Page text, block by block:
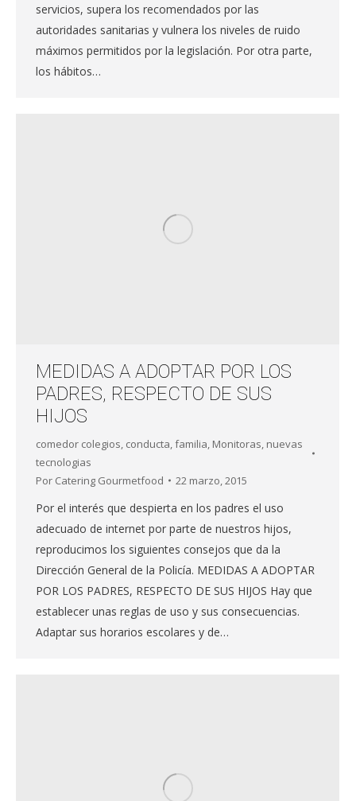
servicios, supera los recomendados por las
autoridades sanitarias y vulnera los niveles de ruido
máximos permitidos por la legislación. Por otra parte,
los hábitos…
MEDIDAS A ADOPTAR POR LOS
PADRES, RESPECTO DE SUS
HIJOS
comedor colegios, conducta,familia, Monitoras, nuevas
tecnologias
Por Catering Gourmetfood 22 marzo, 2015
Por el interés que despierta en los padres el uso
adecuado de internet por parte de nuestros hijos,
reproducimos los siguientes consejos que da la
Dirección General de la Policía. MEDIDAS A ADOPTAR
POR LOS PADRES, RESPECTO DE SUS HIJOS Hay que
establecer unas reglas de uso y sus consecuencias.
Adaptar sus horarios escolares y de…